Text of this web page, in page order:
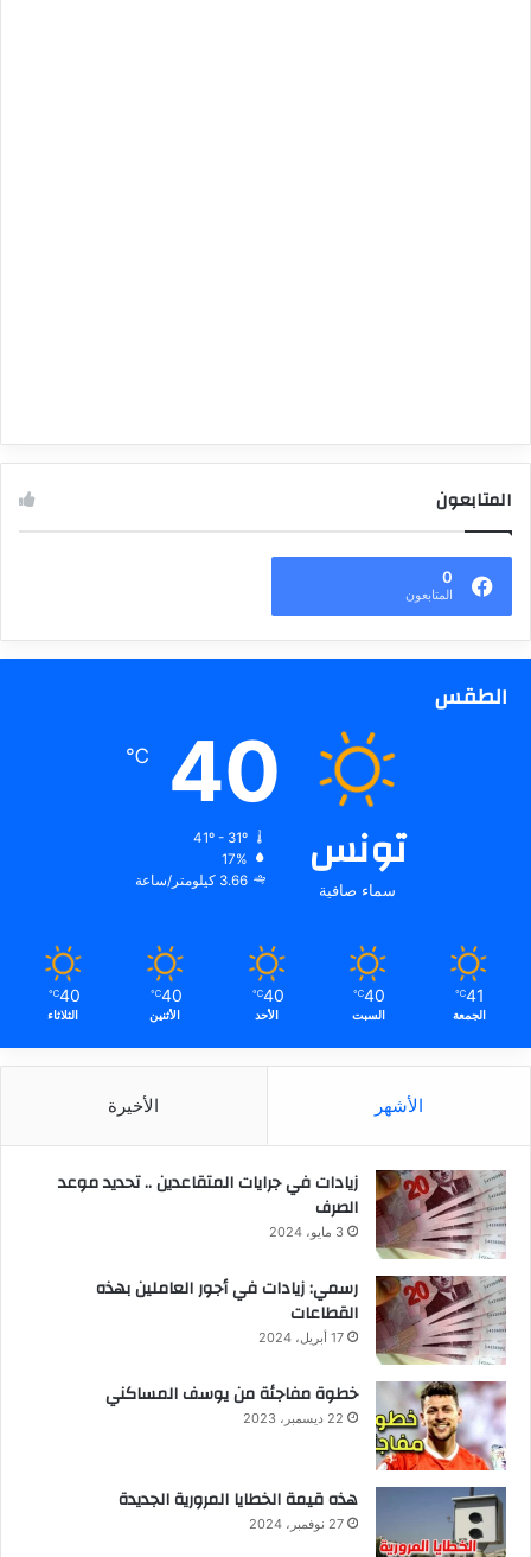
المتابعون
0
المتابعون
الطقس
تونس
سماء صافية
40
℃
41º - 31º
17%
3.66 كيلومتر/ساعة
41
℃
الجمعة
40
℃
السبت
40
℃
الأحد
40
℃
الأثنين
40
℃
الثلاثاء
الأشهر الأخيرة
زيادات في جرايات المتقاعدين .. تحديد موعد
الصرف
3 مايو، 2024
رسمي: زيادات في أجور العاملين بهذه
القطاعات
17 أبريل، 2024
خطوة مفاجئة من يوسف المساكني
22 ديسمبر، 2023
هذه قيمة الخطايا المرورية الجديدة
27 نوفمبر، 2024